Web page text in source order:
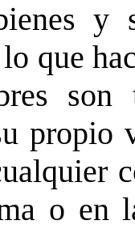
y
que
son
propio
o en